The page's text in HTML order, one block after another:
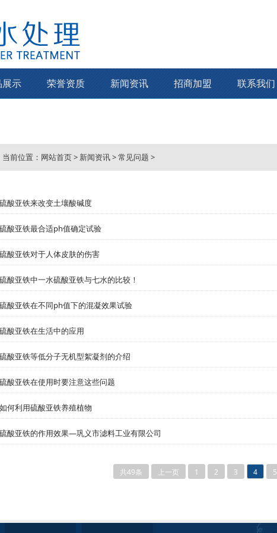
示 荣誉资质 新闻资讯 招商加盟 联系我们
当前位置： 网站首页> 新闻资讯>常见问题 >
酸亚铁来改变土壤酸碱度
酸亚铁最合适ph值确定试验
酸亚铁对于人体皮肤的伤害
酸亚铁中一水硫酸亚铁与七水的比较！
酸亚铁在不同ph值下的混凝效果试验
酸亚铁在生活中的应用
酸亚铁等低分子无机型絮凝剂的介绍
酸亚铁在使用时要注意这些问题
何利用硫酸亚铁养殖植物
酸亚铁的作用效果—巩义市滤料工业有限公司
共49条 上一页 1 2 3 4 5